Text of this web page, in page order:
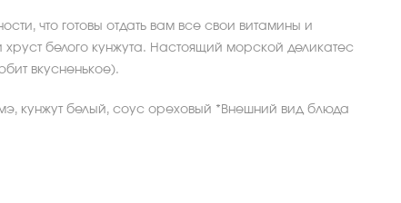
что готовы отдать вам все свои витамины и
белого кунжута. Настоящий морской деликатес
вкусненькое).
кунжут белый, соус ореховый *Внешний вид блюда